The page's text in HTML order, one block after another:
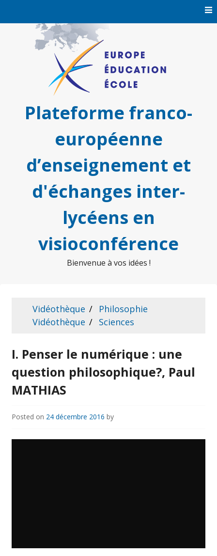
Plateforme franco-
européenne
d’enseignement et
d'échanges inter-
lycéens en
visioconférence
Bienvenue à vos idées !
Vidéothèque
Philosophie
Vidéothèque
Sciences
I. Penser le numérique : une
question philosophique?, Paul
MATHIAS
Posted on 24 décembre 2016 by